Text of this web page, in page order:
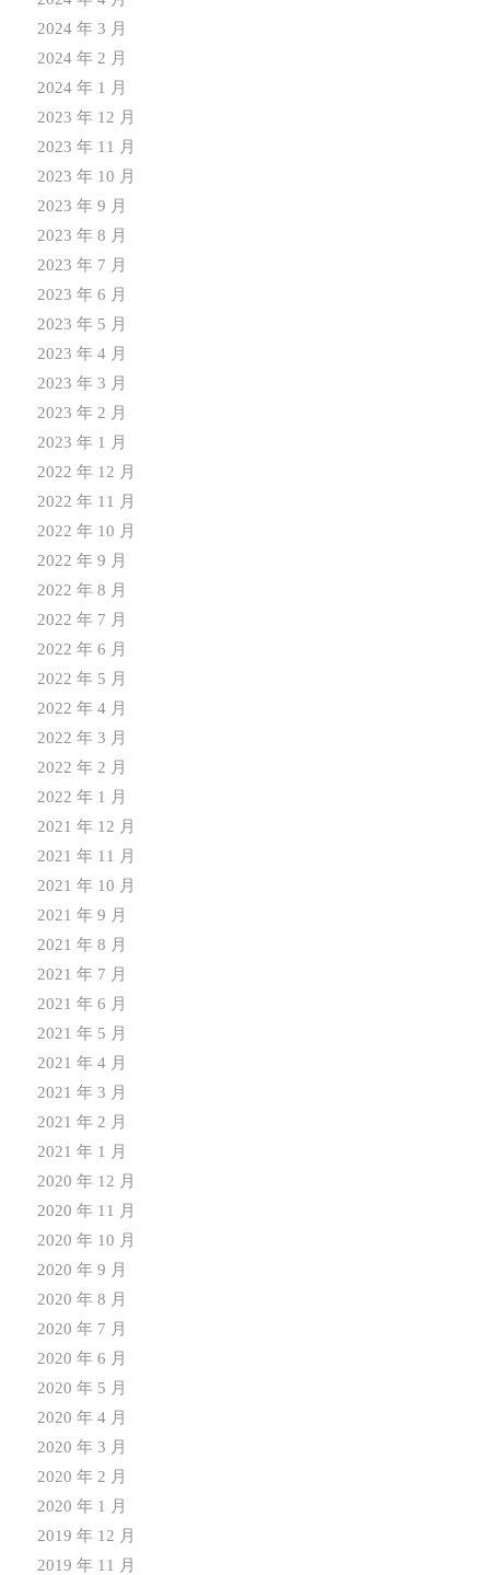
2024 年 3 月
2024 年 2 月
2024 年 1 月
2023 年 12 月
2023 年 11 月
2023 年 10 月
2023 年 9 月
2023 年 8 月
2023 年 7 月
2023 年 6 月
2023 年 5 月
2023 年 4 月
2023 年 3 月
2023 年 2 月
2023 年 1 月
2022 年 12 月
2022 年 11 月
2022 年 10 月
2022 年 9 月
2022 年 8 月
2022 年 7 月
2022 年 6 月
2022 年 5 月
2022 年 4 月
2022 年 3 月
2022 年 2 月
2022 年 1 月
2021 年 12 月
2021 年 11 月
2021 年 10 月
2021 年 9 月
2021 年 8 月
2021 年 7 月
2021 年 6 月
2021 年 5 月
2021 年 4 月
2021 年 3 月
2021 年 2 月
2021 年 1 月
2020 年 12 月
2020 年 11 月
2020 年 10 月
2020 年 9 月
2020 年 8 月
2020 年 7 月
2020 年 6 月
2020 年 5 月
2020 年 4 月
2020 年 3 月
2020 年 2 月
2020 年 1 月
2019 年 12 月
2019 年 11 月